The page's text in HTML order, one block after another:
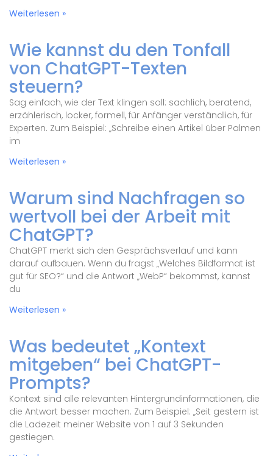
Weiterlesen »
Wie kannst du den Tonfall
von ChatGPT-Texten
steuern?
Sag einfach, wie der Text klingen soll: sachlich, beratend,
erzählerisch, locker, formell, für Anfänger verständlich, für
Experten. Zum Beispiel: „Schreibe einen Artikel über Palmen
im
Weiterlesen »
Warum sind Nachfragen so
wertvoll bei der Arbeit mit
ChatGPT?
ChatGPT merkt sich den Gesprächsverlauf und kann
darauf aufbauen. Wenn du fragst „Welches Bildformat ist
gut für SEO?“ und die Antwort „WebP“ bekommst, kannst
du
Weiterlesen »
Was bedeutet „Kontext
mitgeben“ bei ChatGPT-
Prompts?
Kontext sind alle relevanten Hintergrundinformationen, die
die Antwort besser machen. Zum Beispiel: „Seit gestern ist
die Ladezeit meiner Website von 1 auf 3 Sekunden
gestiegen.